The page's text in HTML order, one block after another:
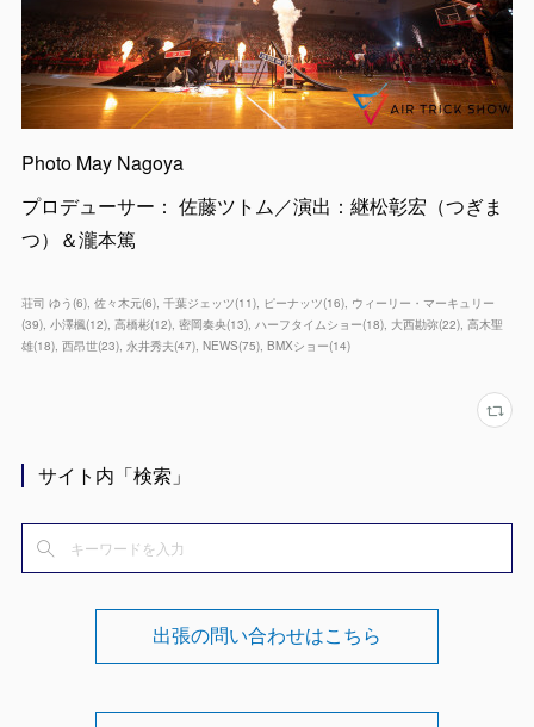
Photo May Nagoya
プロデューサー： 佐藤ツトム／演出：継松彰宏（つぎま
つ）＆瀧本篤
荘司 ゆう(6) 佐々木元(6) 千葉ジェッツ(11) ピーナッツ(16) ウィーリー・マーキュリー
(39) 小澤楓(12) 高橋彬(12) 密岡奏央(13) ハーフタイムショー(18) 大西勘弥(22) 高木聖
雄(18) 西昂世(23) 永井秀夫(47) NEWS(75) BMXショー(14)
サイト内「検索」
出張の問い合わせはこちら